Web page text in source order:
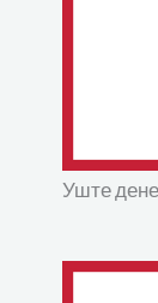
Уште